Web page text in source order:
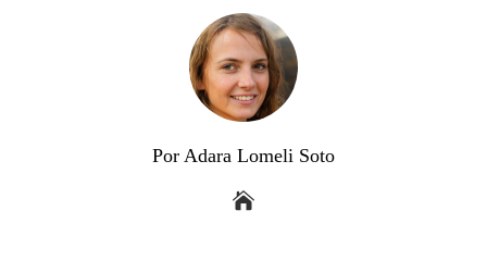
Por Adara Lomeli Soto